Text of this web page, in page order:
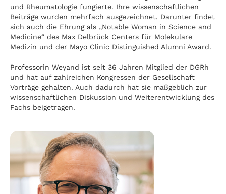
und Rheumatologie fungierte. Ihre wissenschaftlichen
Beiträge wurden mehrfach ausgezeichnet. Darunter findet
sich auch die Ehrung als „Notable Woman in Science and
Medicine“ des Max Delbrück Centers für Molekulare
Medizin und der Mayo Clinic Distinguished Alumni Award.
Professorin Weyand ist seit 36 Jahren Mitglied der DGRh
und hat auf zahlreichen Kongressen der Gesellschaft
Vorträge gehalten. Auch dadurch hat sie maßgeblich zur
wissenschaftlichen Diskussion und Weiterentwicklung des
Fachs beigetragen.